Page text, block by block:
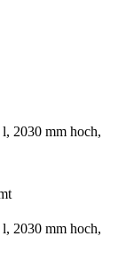
2030 mm hoch,
2030 mm hoch,